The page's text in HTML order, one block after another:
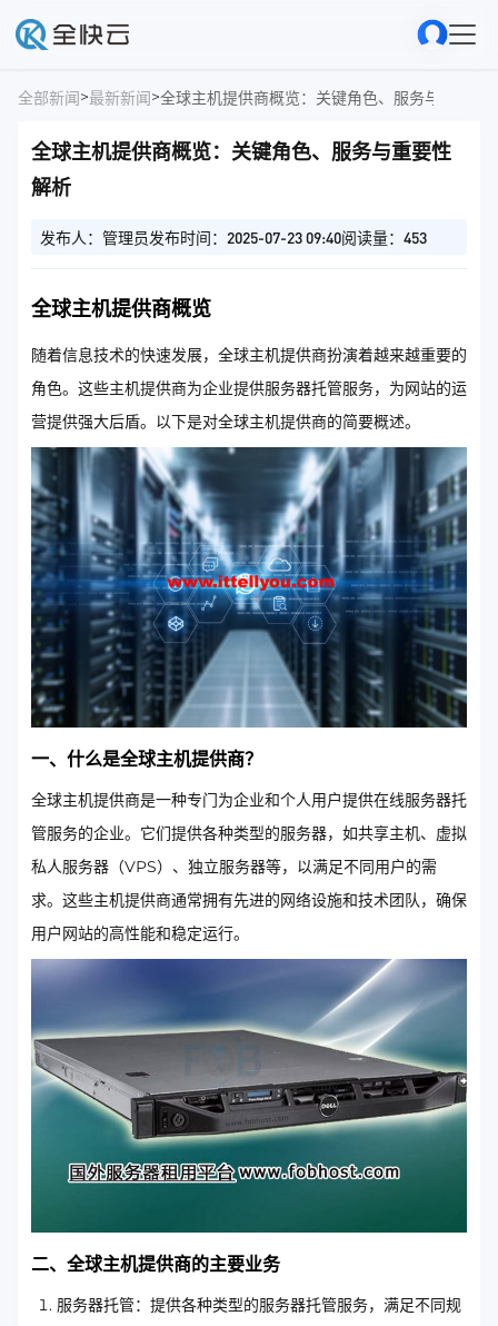
全部新闻>最新新闻>全球主机提供商概览：关键角色、服务与重要性
全球主机提供商概览：关键角色、服务与重要性
解析
发布人：管理员发布时间：2025-07-23 09:40阅读量：453
全球主机提供商概览
随着信息技术的快速发展，全球主机提供商扮演着越来越重要的
角色。这些主机提供商为企业提供服务器托管服务，为网站的运
营提供强大后盾。以下是对全球主机提供商的简要概述。
一、什么是全球主机提供商？
全球主机提供商是一种专门为企业和个人用户提供在线服务器托
管服务的企业。它们提供各种类型的服务器，如共享主机、虚拟
私人服务器（VPS）、独立服务器等，以满足不同用户的需
求。这些主机提供商通常拥有先进的网络设施和技术团队，确保
用户网站的高性能和稳定运行。
二、全球主机提供商的主要业务
服务器托管：提供各种类型的服务器托管服务，满足不同规